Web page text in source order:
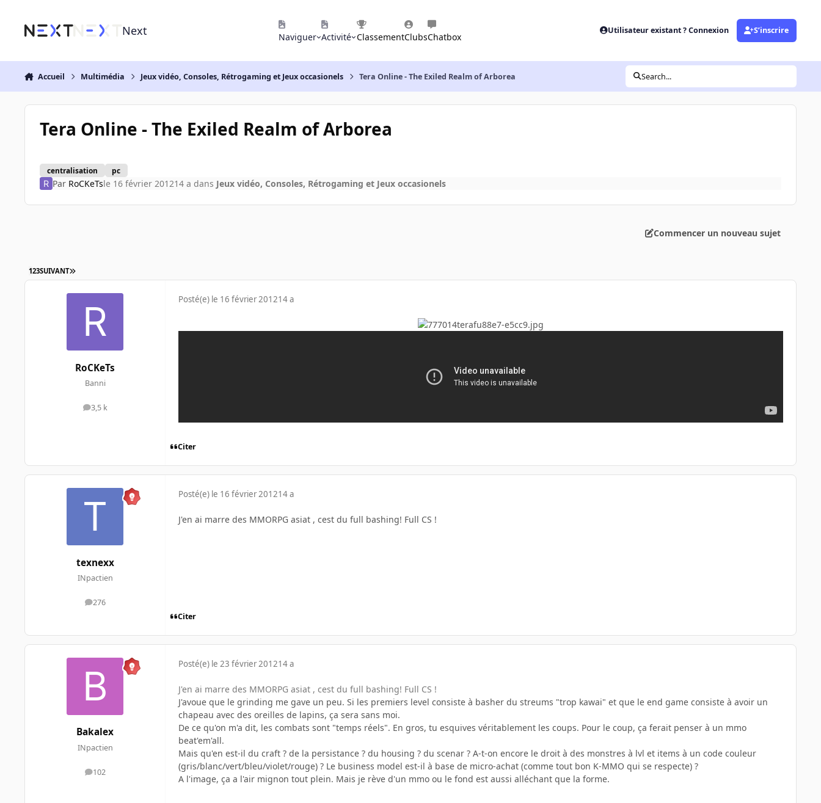
Next Naviguer Activité ClassementClubsChatbox
Utilisateur existant ? Connexion S’inscrire
Accueil Multimédia Jeux vidéo, Consoles, Rétrogaming et Jeux occasionels Tera Online - The Exiled Realm of Arborea Search...
Tera Online - The Exiled Realm of Arborea
centralisation pc
Par RoCKeTsle 16 février 201214 a dans Jeux vidéo, Consoles, Rétrogaming et Jeux occasionels
Commencer un nouveau sujet
123SUIVANT
RoCKeTs
Banni
3,5 k
messages
Posté(e) le 16 février 201214 a
Citer
texnexx
INpactien
276
messages
Posté(e) le 16 février 201214 a
J'en ai marre des MMORPG asiat , cest du full bashing! Full CS !
Citer
Bakalex
INpactien
102
messages
Posté(e) le 23 février 201214 a
J'en ai marre des MMORPG asiat , cest du full bashing! Full CS !
J'avoue que le grinding me gave un peu. Si les premiers level consiste à basher du streums "trop kawai" et que le end game consiste à avoir un
chapeau avec des oreilles de lapins, ça sera sans moi.
De ce qu'on m'a dit, les combats sont "temps réels". En gros, tu esquives véritablement les coups. Pour le coup, ça ferait penser à un mmo
beat'em'all.
Mais qu'en est-il du craft ? de la persistance ? du housing ? du scenar ? A-t-on encore le droit à des monstres à lvl et items à un code couleur
(gris/blanc/vert/bleu/violet/rouge) ? Le business model est-il à base de micro-achat (comme tout bon K-MMO qui se respecte) ?
A l'image, ça a l'air mignon tout plein. Mais je rève d'un mmo ou le fond est aussi alléchant que la forme.